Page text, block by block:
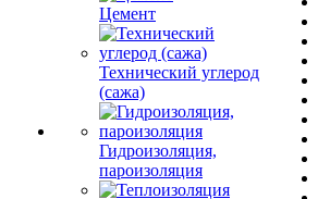
Цемент
Технический углерод
(сажа)
Гидроизоляция,
пароизоляция